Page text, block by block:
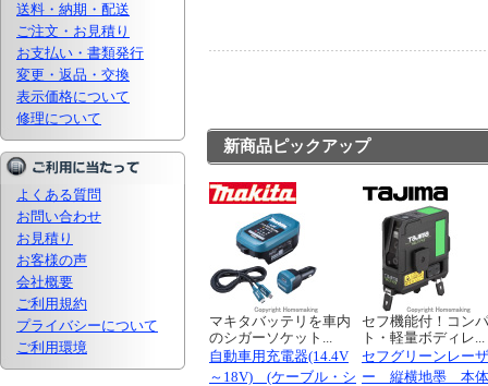
送料・納期・配送
ご注文・お見積り
お支払い・書類発行
変更・返品・交換
表示価格について
修理について
よくある質問
お問い合わせ
お見積り
お客様の声
会社概要
ご利用規約
プライバシーについて
ご利用環境
新商品ピックアップ
マキタバッテリを車内
のシガーソケット...
自動車用充電器(14.4V
～18V) (ケーブル・シ
セフ機能付！コン
ト・軽量ボディレ...
セフグリーンレーザ
ー 縦横地墨 本